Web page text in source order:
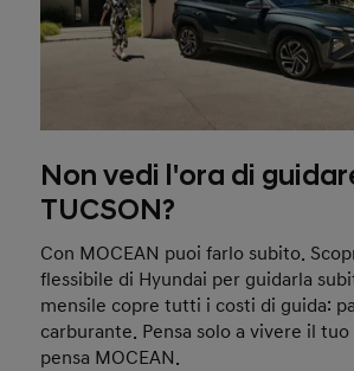
Non vedi l'ora di
TUCSON?
Con MOCEAN puoi farlo subito.
flessibile di Hyundai per guidarla
mensile copre tutti i costi di guida:
carburante. Pensa solo a vivere il
pensa MOCEAN.